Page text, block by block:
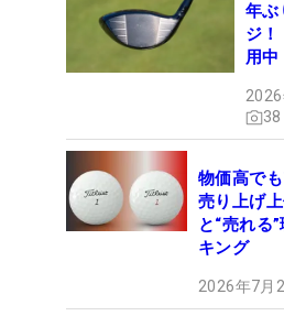
年ぶ
ジ
用
38
物価高で
売り上げ
と“売れる
キング
2026年7月